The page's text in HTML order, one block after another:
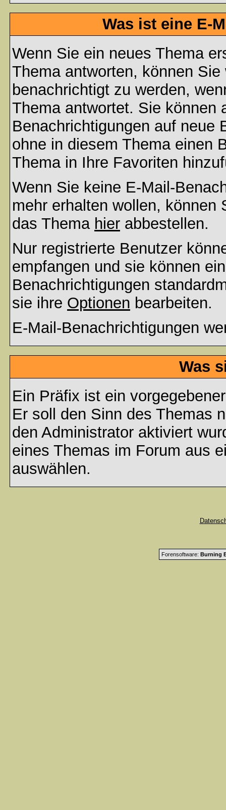
Was ist eine E-
Wenn Sie ein neues Thema
Thema antworten, können
benachrichtigt zu werden,
Thema antwortet. Sie können
Benachrichtigungen auf neue
ohne in diesem Thema einen
Thema in Ihre Favoriten
Wenn Sie keine E-Mail-
mehr erhalten wollen,
das Thema hier abbestellen.
Nur registrierte Benutzer
empfangen und sie können
Benachrichtigungen
sie ihre Optionen bearbeiten.
E-Mail-Benachrichtigungen
Was
Ein Präfix ist ein
Er soll den Sinn des Themas
den Administrator aktiviert
eines Themas im Forum aus
auswählen.
Forensoftware: Burning